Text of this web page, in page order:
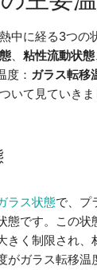
中に経る3つの
、 粘性流動状態
度： ガラス転移
いて見ていきま
ラス状態で、プ
態です。この状
きく制限され、
がガラス転移温